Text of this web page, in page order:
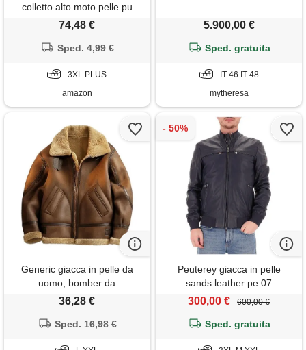
colletto alto moto pelle pu
ricamo moto giacca pu
bomber giacca in finta pelle
rosso
74,48 €
Sped. 4,99 €
3XL PLUS
amazon
5.900,00 €
Sped. gratuita
IT 46 IT 48
mytheresa
Generic giacca in pelle da
uomo, bomber da
motociclista, con collo alto,
pelliccia, capospalla invernale
36,28 €
Sped. 16,98 €
Peuterey giacca in pelle
sands leather pe 07
300,00 € 600,00 €
Sped. gratuita